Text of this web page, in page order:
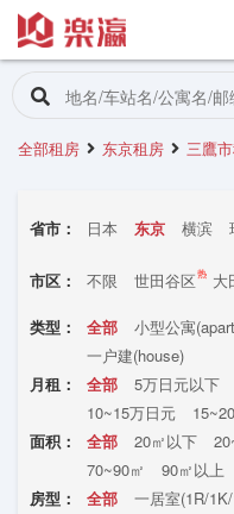
全部租房 东京租房 三鷹
省市： 日本 东京 横滨
市区： 不限 世田谷区热 大
新宿区
目黒区 品
北区
台东区
江戸川区
国立市
国分寺市
东大和市
类型： 全部 小型公寓
一户建(house)
月租：
全部 5万日元以下
10~15万日元
面积：
全部 20㎡以下
70~90㎡
90㎡以上
房型：
全部 一居室(1R/